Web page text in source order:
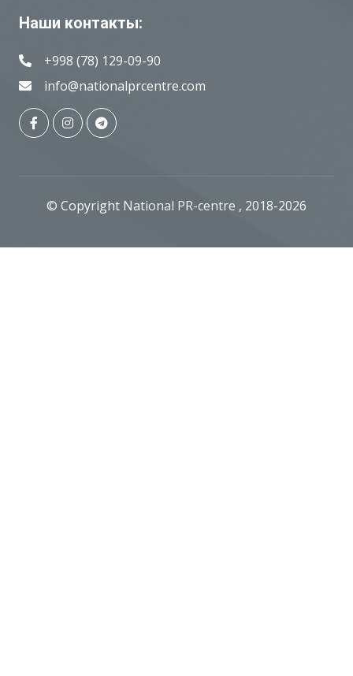
Наши контакты:
+998 (78) 129-09-90
info@nationalprcentre.com
© Copyright National PR-centre , 2018-2026